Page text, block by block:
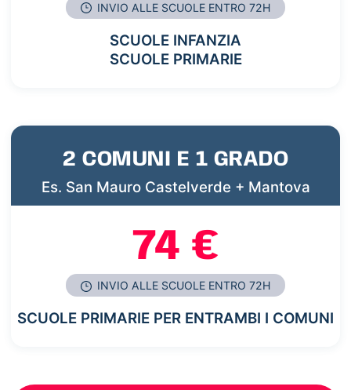
INVIO ALLE SCUOLE ENTRO 72H
SCUOLE INFANZIA
SCUOLE PRIMARIE
2 COMUNI E 1 GRADO
Es. San Mauro Castelverde + Mantova
74 €
INVIO ALLE SCUOLE ENTRO 72H
SCUOLE PRIMARIE PER ENTRAMBI I COMUNI